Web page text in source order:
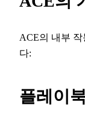
ACE의 내부 작
다:
플레이